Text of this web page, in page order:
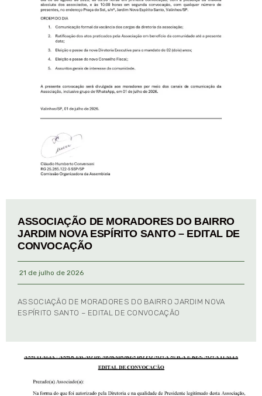
ASSOCIAÇÃO DE MORADORES DO BAIRRO
JARDIM NOVA ESPÍRITO SANTO – EDITAL DE
CONVOCAÇÃO
21 de julho de 2026
ASSOCIAÇÃO DE MORADORES DO BAIRRO JARDIM NOVA
ESPÍRITO SANTO – EDITAL DE CONVOCAÇÃO